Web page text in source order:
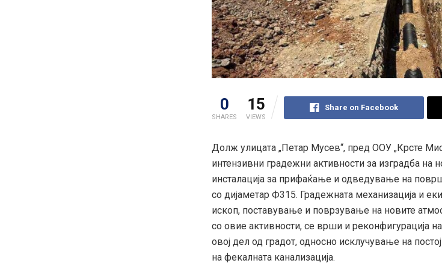
0
SHARES
15
VIEWS
Share on Facebook
Долж улицата „Петар Мусев“, пред ООУ „Крсте
интензивни градежни активности за изградба на
инсталација за прифаќање и одведување на
со дијаметар Ф315. Градежната механизација и
ископ, поставување и поврзување на новите
со овие активности, се врши и реконфигурација
овој дел од градот, односно исклучување на
на фекалната канализација.